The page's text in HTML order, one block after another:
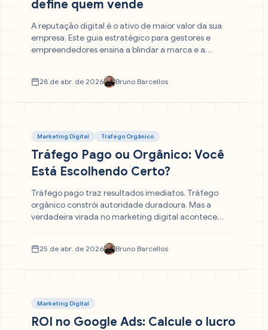
define quem vende
A reputação digital é o ativo de maior valor da sua
empresa. Este guia estratégico para gestores e
empreendedores ensina a blindar a marca e a
autoridade, gerenciar crises com inteligência e
converter avaliações negativas em chances de
28 de abr. de 2026 Bruno Barcellos
Marketing Digital Tráfego Orgânico
Tráfego Pago ou Orgânico: Você
Está Escolhendo Certo?
Tráfego pago traz resultados imediatos. Tráfego
orgânico constrói autoridade duradoura. Mas a
verdadeira virada no marketing digital acontece
a usá-los juntos. Entenda como essa combinação
reduz o CAC, eleva o ROI e transforma sua empresa
25 de abr. de 2026 Bruno Barcellos
Marketing Digital
ROI no Google Ads: Calcule o lucro